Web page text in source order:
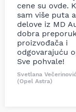
cene su ovde.
sam više puta
delove iz MD
dobra
proizvođača i
odgovarajuću
Sve pohvale!
Svetlana
(Opel Astra)